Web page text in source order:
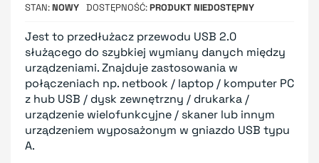
STAN NOWY DOSTĘPNOŚĆ PRODUKT NIEDOSTĘPNY
Jest to przedłużacz przewodu USB 2.0
służącego do szybkiej wymiany danych między
urządzeniami. Znajduje zastosowania w
połączeniach np. netbook / laptop / komputer PC
z hub USB / dysk zewnętrzny / drukarka /
urządzenie wielofunkcyjne / skaner lub innym
urządzeniem wyposażonym w gniazdo USB typu
A.